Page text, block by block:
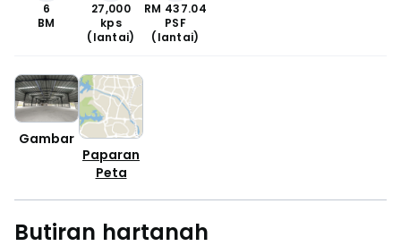
6
BM
27,000
kps
(lantai)
RM 437.04
PSF
(lantai)
Gambar
Paparan
Peta
Butiran hartanah